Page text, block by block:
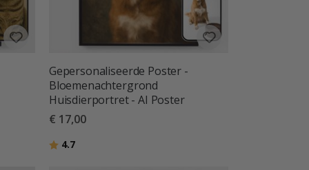
Gepersonaliseerde Poster -
Bloemenachtergrond
Huisdierportret - AI Poster
€ 17,00
Beoordeling:
4.7uit 5 sterren